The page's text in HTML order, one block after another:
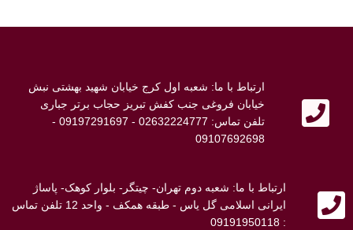
ارتباط با ما: شعبه اول کرج خیابان شهید بهشتی نبش
خیابان فروغی جنب کفش تبریز حجاب برتر جباری
تلفن تماس: 02632224777 - 09197291697 -
09107692698
ارتباط با ما: شعبه دوم تهران- چیتگر- بلوار کوهک- پاساژ
ایرانی اسلامی گل یاس - طبقه همکف - واحد 12 تلفن تماس
: 09191950118